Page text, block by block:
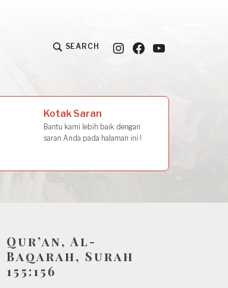
SEARCH Instagram
FacebookYouTube
Kotak Saran
Bantu kami lebih baik dengan
saran Anda pada halaman ini !
Qur’an, Al-
Baqarah, Surah
155:156